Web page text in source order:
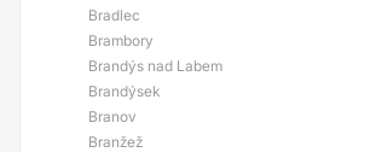
Bradlec
Brambory
Brandýs nad Labem
Brandýsek
Branov
Branžež